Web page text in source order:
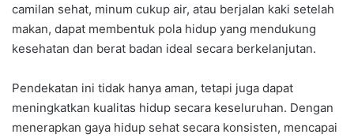
camilan sehat, minum cukup air, atau berjalan kaki setelah
makan, dapat membentuk pola hidup yang mendukung
kesehatan dan berat badan ideal secara berkelanjutan.
Pendekatan ini tidak hanya aman, tetapi juga dapat
meningkatkan kualitas hidup secara keseluruhan. Dengan
menerapkan gaya hidup sehat secara konsisten, mencapai